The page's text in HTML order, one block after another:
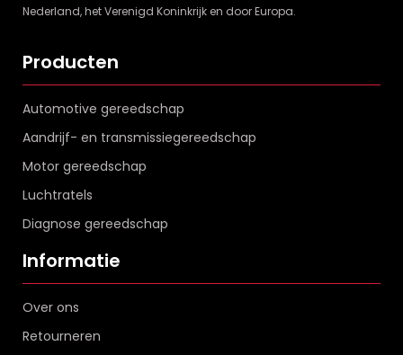
Nederland, het Verenigd Koninkrijk en door Europa.
Producten
Automotive gereedschap
Aandrijf- en transmissiegereedschap
Motor gereedschap
Luchtratels
Diagnose gereedschap
Informatie
Over ons
Retourneren